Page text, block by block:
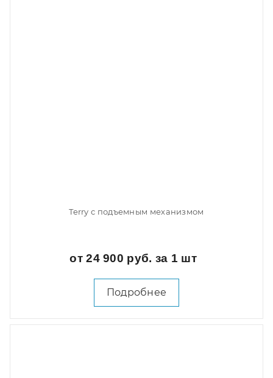
Terry с подъемным механизмом
от 24 900 руб. за 1 шт
Подробнее